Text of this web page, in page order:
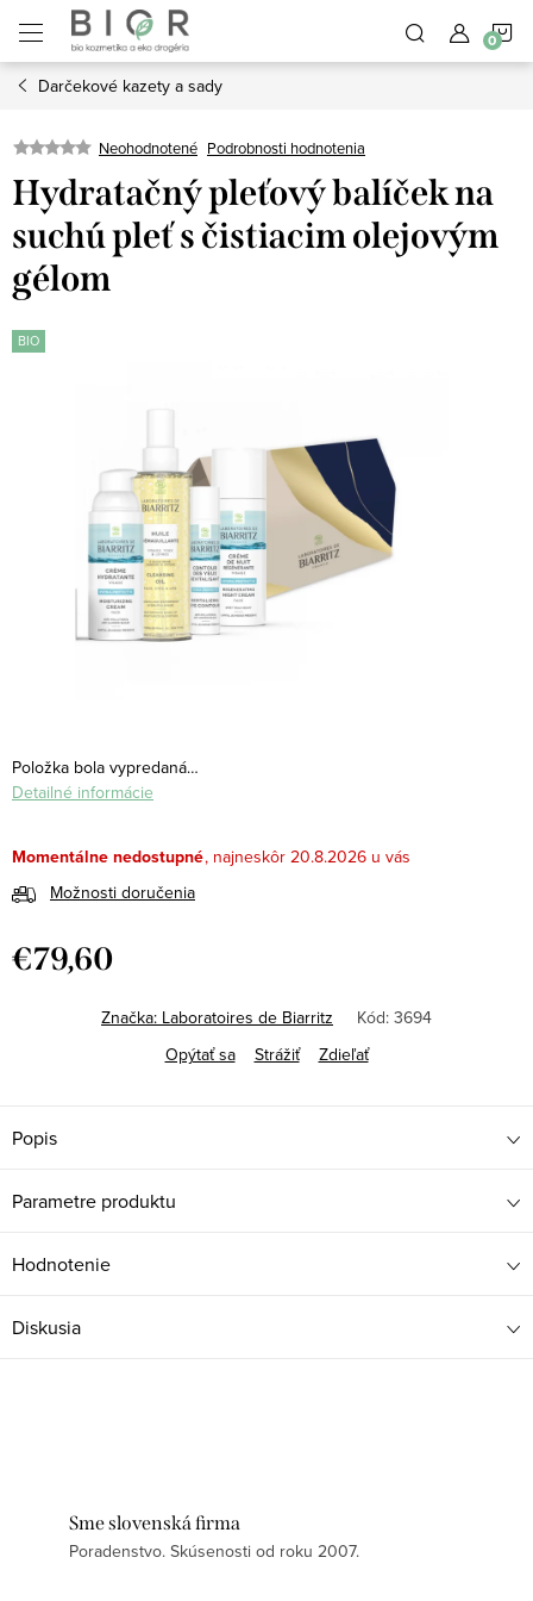
obsah
Darčekové kazety a sady
Neohodnotené Podrobnosti hodnotenia
Hydratačný pleťový balíček na
suchú pleť s čistiacim olejovým
gélom
BIO
Položka bola vypredaná…
Detailné informácie
Momentálne nedostupné
20.8.2026
Možnosti doručenia
€79,60
Značka: Laboratoires de Biarritz Kód: 3694
Opýtať sa
Strážiť Zdieľať
Popis
Parametre produktu
Hodnotenie
Diskusia
Sme slovenská firma
Poradenstvo. Skúsenosti od roku 2007.